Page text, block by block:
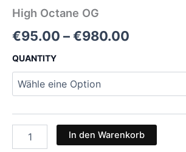
High Octane OG
€95.00 –€980.00
€980.00
QUANTITY
Octane
In den Warenkorb